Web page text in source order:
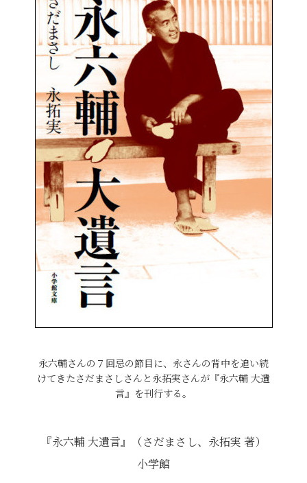
永六輔さんの７回忌の節目に、永さんの背中を追い続
けてきたさだまさしさんと永拓実さんが『永六輔 大遺
言』を刊行する。
『永六輔 大遺言』（さだまさし、永拓実 著）
小学館